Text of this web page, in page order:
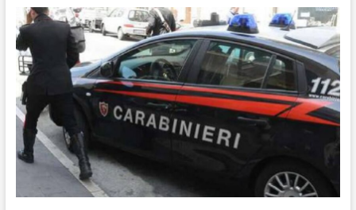
gli
insulti
spiaggia.
Basta
con
discriminazione
dei
bimbi
down!